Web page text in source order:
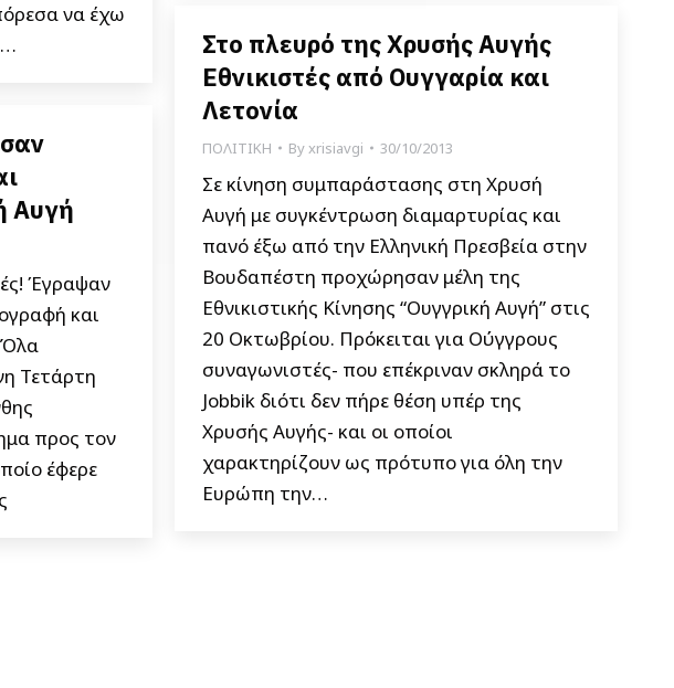
να έχω
Στο πλευρό της Χρυσής Αυγής
Εθνικιστές από Ουγγαρία και
Λετονία
ΠΟΛΙΤΙΚΗ Byxrisiavgi 30/10/2013
Σε κίνηση συμπαράστασης στη Χρυσή
Αυγή με συγκέντρωση διαμαρτυρίας και
πανό έξω από την Ελληνική Πρεσβεία στην
Βουδαπέστη προχώρησαν μέλη της
Εθνικιστικής Κίνησης “Ουγγρική Αυγή” στις
20 Οκτωβρίου. Πρόκειται για Ούγγρους
συναγωνιστές- που επέκριναν σκληρά το
Jobbik διότι δεν πήρε θέση υπέρ της
Χρυσής Αυγής- και οι οποίοι
χαρακτηρίζουν ως πρότυπο για όλη την
Ευρώπη την…
Αυγή
Έγραψαν
και
Όλα
Τετάρτη
προς τον
έφερε